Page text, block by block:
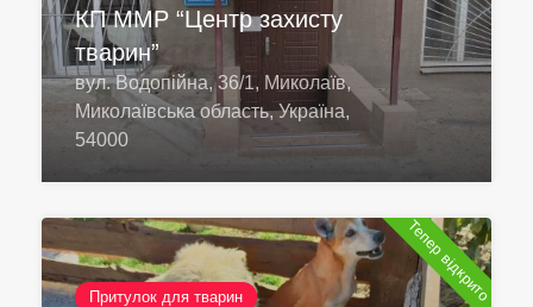
КП ММР “Центр захисту
тварин”
вул. Водопійна, 36/1, Миколаїв,
Миколаївська область, Україна,
54000
Тепер відкрито
Притулок для тварин